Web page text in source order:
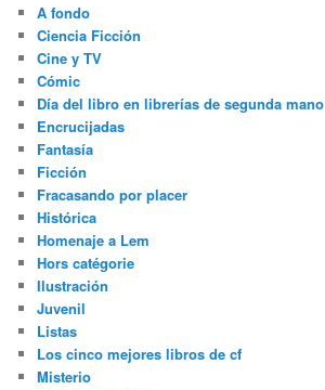
A fondo
Ciencia Ficción
Cine y TV
Cómic
Día del libro en librerías de segunda mano
Encrucijadas
Fantasía
Ficción
Fracasando por placer
Histórica
Homenaje a Lem
Hors catégorie
Ilustración
Juvenil
Listas
Los cinco mejores libros de cf
Misterio